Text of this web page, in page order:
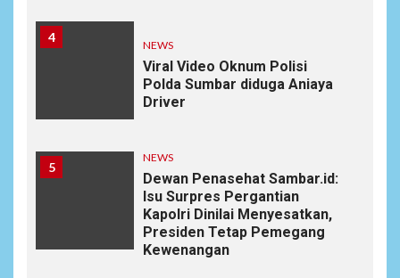
4
NEWS
Viral Video Oknum Polisi
Polda Sumbar diduga Aniaya
Driver
5
NEWS
Dewan Penasehat Sambar.id:
Isu Surpres Pergantian
Kapolri Dinilai Menyesatkan,
Presiden Tetap Pemegang
Kewenangan